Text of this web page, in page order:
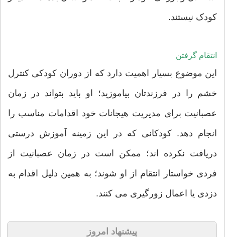
کودک نیستند.
انتقام گرفتن
این موضوع بسیار اهمیت دارد که از دوران کودکی کنترل
خشم را در فرزندتان بیاموزید؛ او باید بتواند در زمان
عصبانیت برای مدیریت هیجانات خود اقدامات مناسب را
انجام دهد. کودکانی که در این زمینه آموزش درستی
دریافت نکرده اند؛ ممکن است در زمان عصبانیت از
فردی خواستار انتقام از او شوند؛ به همین دلیل اقدام به
دزدی یا اعمال زورگیری می کنند.
پیشنهاد امروز